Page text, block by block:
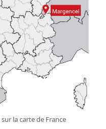
sur la carte de France